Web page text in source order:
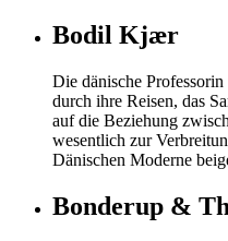
Bodil Kjær
Die dänische
durch ihre Reisen, das
auf die Beziehung
wesentlich zur
Dänischen Moderne
Bonderup &